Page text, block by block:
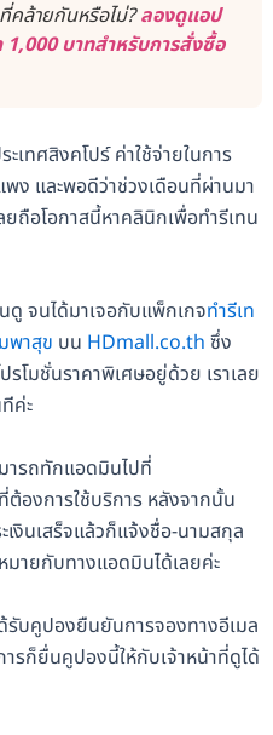
คล้ายกันหรือไม่?ลองดูแอป
บาทสำหรับการสั่งซื้อ
เทศสิงคโปร์ ค่าใช้จ่ายในการ
ง และพอดีว่าช่วงเดือนที่ผ่านมา
ยถือโอกาสนี้หาคลินิกเพื่อทำรีเทน
ดู จนได้มาเจอกับแพ็กเกจทำรีเท
พาสุข บน HDmall.co.th ซึ่ง
โมชั่นราคาพิเศษอยู่ด้วย เราเลย
ค่ะ
ารถทักแอดมินไปที่
องการใช้บริการ หลังจากนั้น
เงินเสร็จแล้วก็แจ้งชื่อ-นามสกุล
ายกับทางแอดมินได้เลยค่ะ
รับคูปองยืนยันการจองทางอีเมล
ารก็ยื่นคูปองนี้ให้กับเจ้าหน้าที่ดูได้